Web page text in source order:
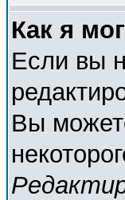
Как я
Если вы
Вы